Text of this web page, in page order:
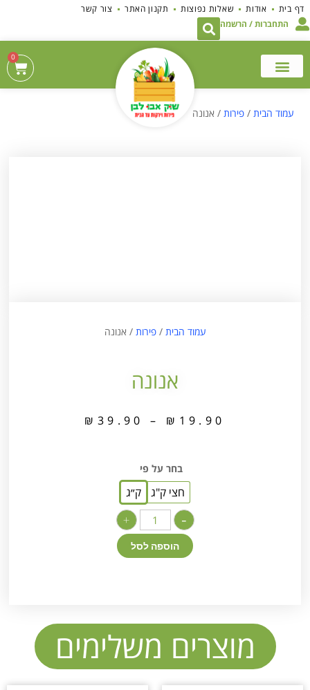
לתוכן
דף בית אודות שאלות נפוצות תקנון האתר
צור קשר
התחברות / הרשמה
0
עמוד הבית /פירות / אנונה
עמוד הבית /פירות / אנונה
אנונה
₪ 19.90
–
₪ 39.90
בחר על פי
חצי ק"ג ק״ג
-
+
הוספה לסל
מוצרים משלימים